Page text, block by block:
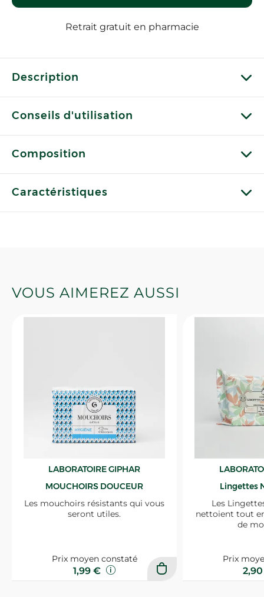
Retrait gratuit en pharmacie
Description
Conseils d'utilisation
Composition
Caractéristiques
VOUS AIMEREZ AUSSI
LABORATOIRE GIPHAR
MOUCHOIRS DOUCEUR
Les mouchoirs résistants qui vous
seront utiles.
Prix moyen constaté
1,99 €
Lingettes
Les
nettoient tout
de
Prix